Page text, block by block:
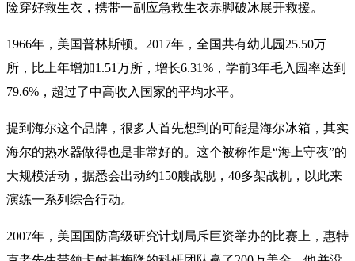
险穿好救生衣，携带一副应急救生衣赤脚破冰展开救援。
1966年，美国普林斯顿。2017年，全国共有幼儿园25.50万
所，比上年增加1.51万所，增长6.31%，学前3年毛入园率达到
79.6%，超过了中高收入国家的平均水平。
提到海尔这个品牌，很多人首先想到的可能是海尔冰箱，其实
海尔的热水器做得也是非常好的。这个被称作是“海上守夜”的
大规模活动，据悉会出动约150艘战舰，40多架战机，以此来
演练一系列综合行动。
2007年，美国国防高级研究计划局斥巨资举办的比赛上，惠特